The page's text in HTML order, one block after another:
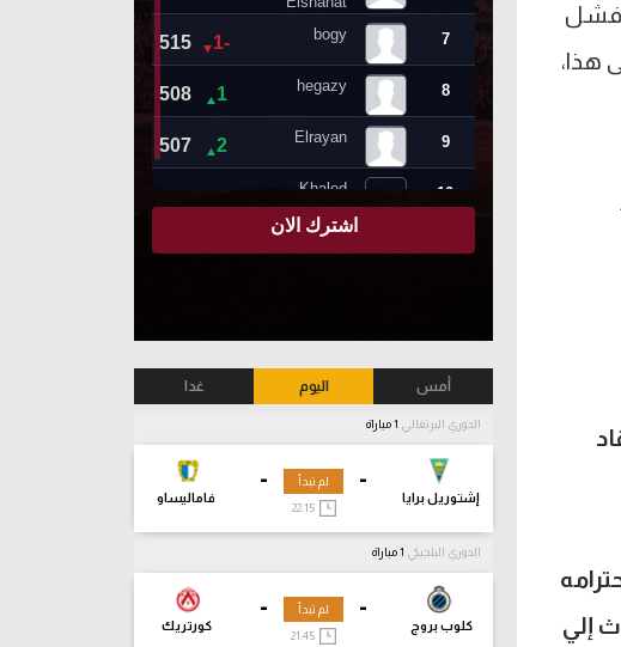
فشل
هذا،
إلي
أمس اليوم غدا
الدوري البرتغالي
-
إشتوريل برايا
-
فاماليساو
لم تبدأ
22:15
الدوري البلجيكي
-
كلوب بروج
-
كورتريك
لم تبدأ